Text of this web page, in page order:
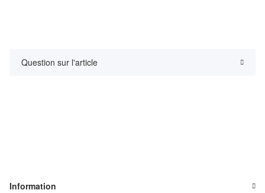
Question sur l'article
Information